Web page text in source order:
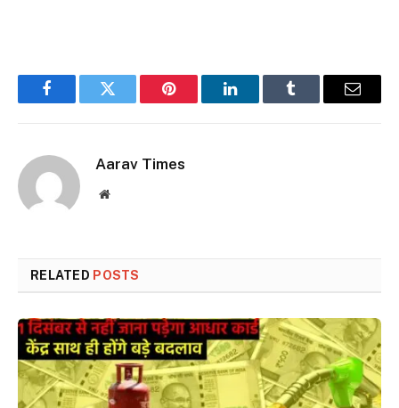
FacebookTwitter Pinterest LinkedInTumblr Email
Aarav Times
Website
RELATED POSTS